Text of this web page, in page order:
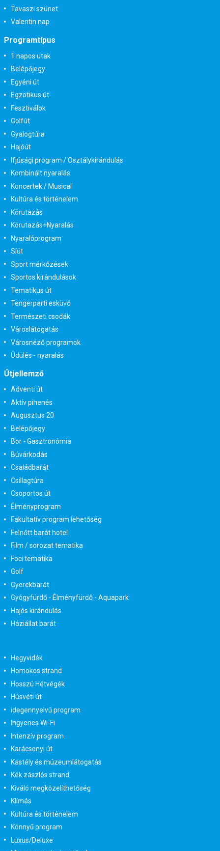
Tavaszi szünet
Valentin nap
Programtípus
1 napos utak
Belépőjegy
Egyéni út
Egzotikus út
Fesztiválok
Golfút
Gyalogtúra
Hajóút
Ifjúsági program / Osztálykirándulás
Kombinált nyaralás
Koncertek / Musical
Kultúra és történelem
Körutazás
Körutazás+Nyaralás
Nyaralóprogram
Síút
Sport mérkőzések
Sportos kirándulások
Tematikus út
Tengerparti esküvő
Természeti csodák
Városlátogatás
Városnéző programok
Üdülés - nyaralás
Útjellemző
Adventi út
Aktív pihenés
Augusztus 20
Belépőjegy
Bor - Gasztronómia
Búvárkodás
Családbarát
Csillagtúra
Csoportos út
Élményprogram
Fakultatív program lehetőség
Felnőtt barát hotel
Film / sorozat tematika
Foci tematika
Golf
Gyerekbarát
Gyógyfürdő - Élményfürdő - Aquapark
Hajós kirándulás
Háziállat barát
Hegyvidék
Homokos strand
Hosszú Hétvégék
Húsvéti út
idegennyelvű program
Ingyenes Wi-Fi
Intenzív program
Karácsonyi út
Kastély és múzeumlátogatás
Kék zászlós strand
Kiváló megközelíthetőség
Klímás
Kultúra és történelem
Könnyű program
Luxus/Deluxe